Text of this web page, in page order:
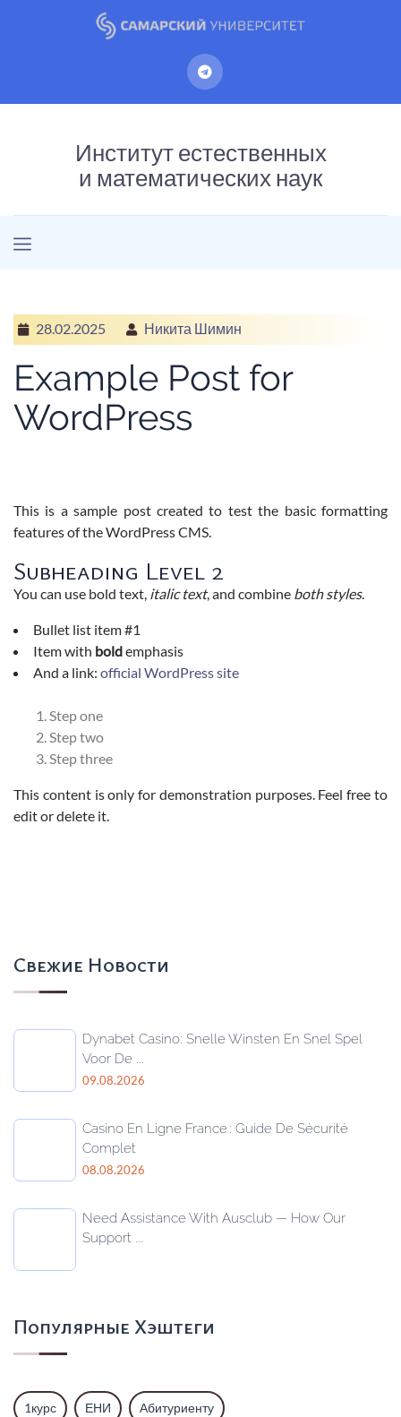
Институт естественных
и математических наук
28.02.2025 Никита Шимин
Example Post for
WordPress
This is a sample post created to test the basic formatting
features of the WordPress CMS.
Subheading Level 2
You can use bold text, italic text, and combine both styles.
Bullet list item #1
Item with boldemphasis
And a link: official WordPress site
Step one
Step two
Step three
This content is only for demonstration purposes. Feel free to
edit or delete it.
Свежие Новости
Dynabet Casino: Snelle Winsten En Snel Spel
Voor De ...
09.08.2026
Casino En Ligne France : Guide De Sécurité
Complet
08.08.2026
Need Assistance With Ausclub — How Our
Support ...
Популярные Хэштеги
1курс ЕНИ Абитуриенту